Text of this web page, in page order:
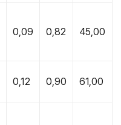
0,09 0,82 45,00
0,12 0,90 61,00